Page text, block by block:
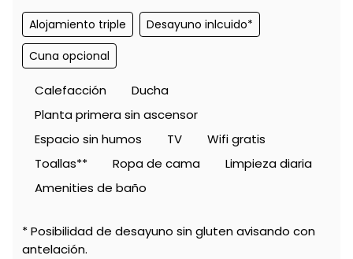
Alojamiento triple
Desayuno inlcuido*
Cuna opcional
Calefacción
Ducha
Planta primera sin ascensor
Espacio sin humos
TV
Wifi gratis
Toallas**
Ropa de cama
Limpieza diaria
Amenities de baño
* Posibilidad de desayuno sin gluten avisando con
antelación.